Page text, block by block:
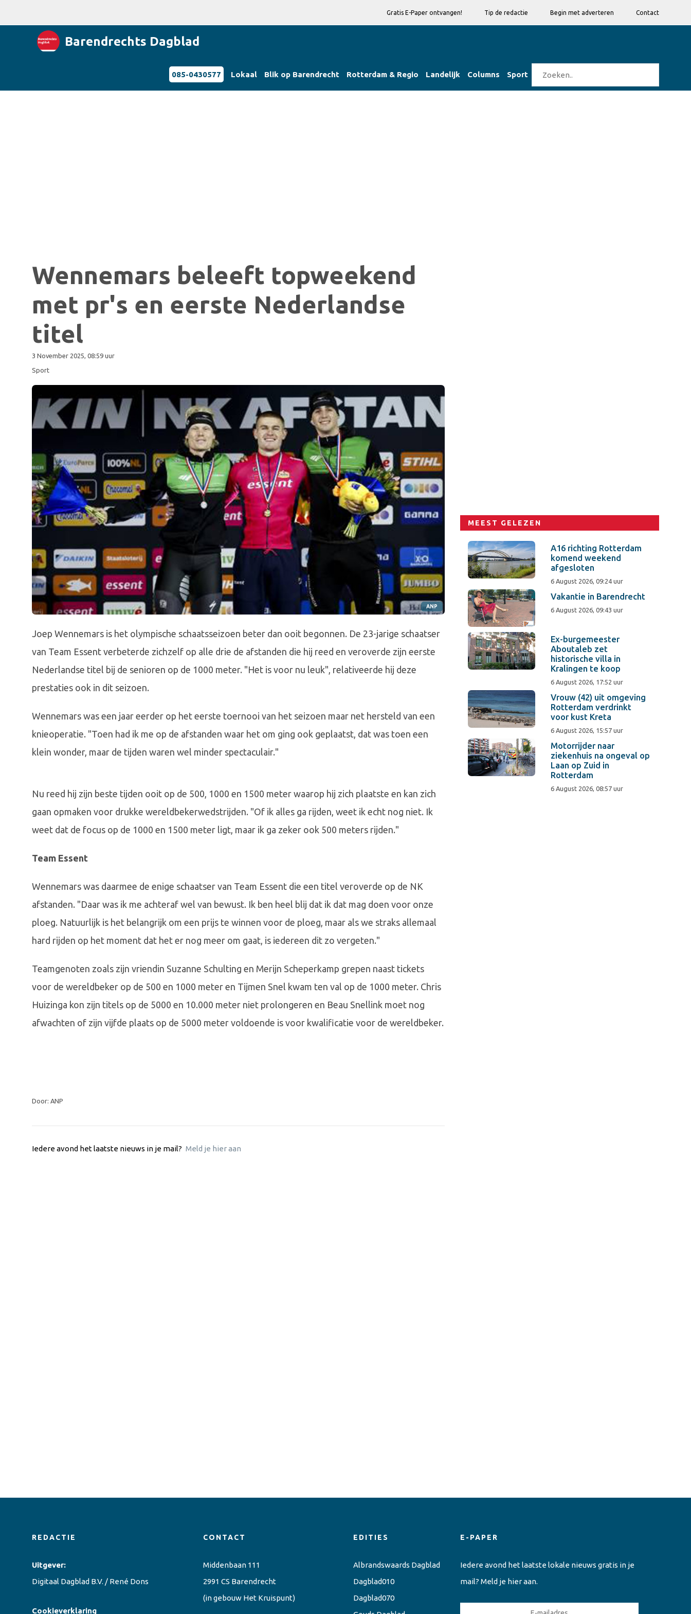
Gratis E-Paper ontvangen! Tip de redactie Begin met adverteren Contact
Barendrechts Dagblad
085-0430577 Lokaal Blik op Barendrecht Rotterdam & Regio Landelijk Columns Sport
Wennemars beleeft topweekend
met pr's en eerste Nederlandse
titel
3 November 2025, 08:59 uur
Sport
ANP
Joep Wennemars is het olympische schaatsseizoen beter dan ooit begonnen. De 23-jarige schaatser
van Team Essent verbeterde zichzelf op alle drie de afstanden die hij reed en veroverde zijn eerste
Nederlandse titel bij de senioren op de 1000 meter. "Het is voor nu leuk", relativeerde hij deze
prestaties ook in dit seizoen.
Wennemars was een jaar eerder op het eerste toernooi van het seizoen maar net hersteld van een
knieoperatie. "Toen had ik me op de afstanden waar het om ging ook geplaatst, dat was toen een
klein wonder, maar de tijden waren wel minder spectaculair."
Nu reed hij zijn beste tijden ooit op de 500, 1000 en 1500 meter waarop hij zich plaatste en kan zich
gaan opmaken voor drukke wereldbekerwedstrijden. "Of ik alles ga rijden, weet ik echt nog niet. Ik
weet dat de focus op de 1000 en 1500 meter ligt, maar ik ga zeker ook 500 meters rijden."
Team Essent
Wennemars was daarmee de enige schaatser van Team Essent die een titel veroverde op de NK
afstanden. "Daar was ik me achteraf wel van bewust. Ik ben heel blij dat ik dat mag doen voor onze
ploeg. Natuurlijk is het belangrijk om een prijs te winnen voor de ploeg, maar als we straks allemaal
hard rijden op het moment dat het er nog meer om gaat, is iedereen dit zo vergeten."
Teamgenoten zoals zijn vriendin Suzanne Schulting en Merijn Scheperkamp grepen naast tickets
voor de wereldbeker op de 500 en 1000 meter en Tijmen Snel kwam ten val op de 1000 meter. Chris
Huizinga kon zijn titels op de 5000 en 10.000 meter niet prolongeren en Beau Snellink moet nog
afwachten of zijn vijfde plaats op de 5000 meter voldoende is voor kwalificatie voor de wereldbeker.
Door: ANP
Iedere avond het laatste nieuws in je mail? Meld je hier aan
MEEST GELEZEN
A16 richting Rotterdam
komend weekend
afgesloten
6 August 2026, 09:24 uur
Vakantie in Barendrecht
6 August 2026, 09:43 uur
Ex-burgemeester
Aboutaleb zet
historische villa in
Kralingen te koop
6 August 2026, 17:52 uur
Vrouw (42) uit omgeving
Rotterdam verdrinkt
voor kust Kreta
6 August 2026, 15:57 uur
Motorrijder naar
ziekenhuis na ongeval op
Laan op Zuid in
Rotterdam
6 August 2026, 08:57 uur
REDACTIE
Uitgever:
Digitaal Dagblad B.V. / René Dons
Cookieverklaring
CONTACT
Middenbaan 111
2991 CS Barendrecht
(in gebouw Het Kruispunt)
EDITIES
Albrandswaards Dagblad
Dagblad010
Dagblad070
E-PAPER
Iedere avond het laatste lokale nieuws gratis in je
mail? Meld je hier aan.